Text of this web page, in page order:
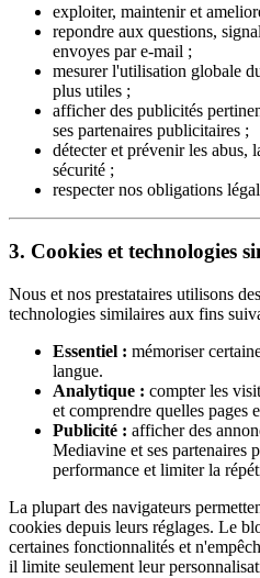
exploiter, maintenir et
repondre aux questions,
envoyes par e-mail ;
mesurer l'utilisation globale
plus utiles ;
afficher des publicités
ses partenaires publicitaires ;
détecter et prévenir les abus,
sécurité ;
respecter nos obligations
3. Cookies et technologies
Nous et nos prestataires utilisons
technologies similaires aux fins
Essentiel : mémoriser
langue.
Analytique : compter les
et comprendre quelles pages
Publicité : afficher des
Mediavine et ses partenaires
performance et limiter la
La plupart des navigateurs
cookies depuis leurs réglages. Le
certaines fonctionnalités et
il limite seulement leur